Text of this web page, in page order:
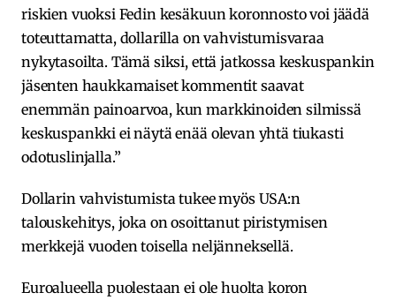
riskien vuoksi Fedin kesäkuun koronnosto voi jäädä
toteuttamatta, dollarilla on vahvistumisvaraa
nykytasoilta. Tämä siksi, että jatkossa keskuspankin
jäsenten haukkamaiset kommentit saavat
enemmän painoarvoa, kun markkinoiden silmissä
keskuspankki ei näytä enää olevan yhtä tiukasti
odotuslinjalla.”
Dollarin vahvistumista tukee myös USA:n
talouskehitys, joka on osoittanut piristymisen
merkkejä vuoden toisella neljänneksellä.
Euroalueella puolestaan ei ole huolta koron